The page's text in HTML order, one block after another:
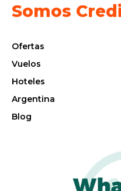
Somos
Ofertas
Vuelos
Hoteles
Argentina
Blog